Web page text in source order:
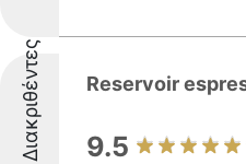
Διακριθέντες Reservoir
9.5